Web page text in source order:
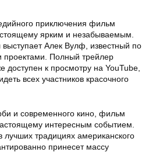
приключения фильм
ярким и незабываемым.
Алек Вулф, известный по
проектами. Полный трейлер
доступен к просмотру на YouTube,
всех участников красочного
и современного кино, фильм
интересным событием.
лучших традициях американского
принесет массу